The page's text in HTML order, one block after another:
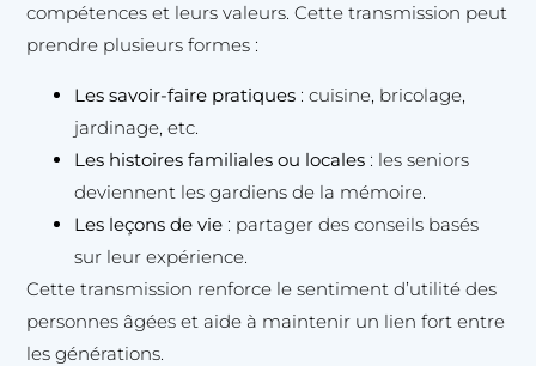
compétences et leurs valeurs. Cette transmission peut
prendre plusieurs formes :
Les savoir-faire pratiques : cuisine, bricolage,
jardinage, etc.
Les histoires familiales ou locales : les seniors
deviennent les gardiens de la mémoire.
Les leçons de vie : partager des conseils basés
sur leur expérience.
Cette transmission renforce le sentiment d’utilité des
personnes âgées et aide à maintenir un lien fort entre
les générations.